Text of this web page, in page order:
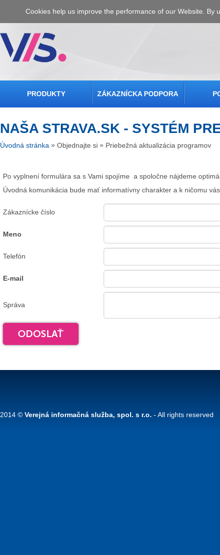
Cookies help us improve the performance of our Website.
PRODUKTY ZÁKAZNÍCKA PODPORA
NAŠA STRAVA.SK - SYSTÉM
Úvodná stránka » Objednajte si » Priebežná aktualizácia programov
Po vyplnení formulára sa s Vami spojíme a spoločne nájdeme
Úvodná komunikácia bude mať informatívny charakter a k ničomu
Zákaznícke číslo
Meno
Telefón
E-mail
Správa
2014 © Verejná informačná služba, spol. s r.o. - All rights reserved